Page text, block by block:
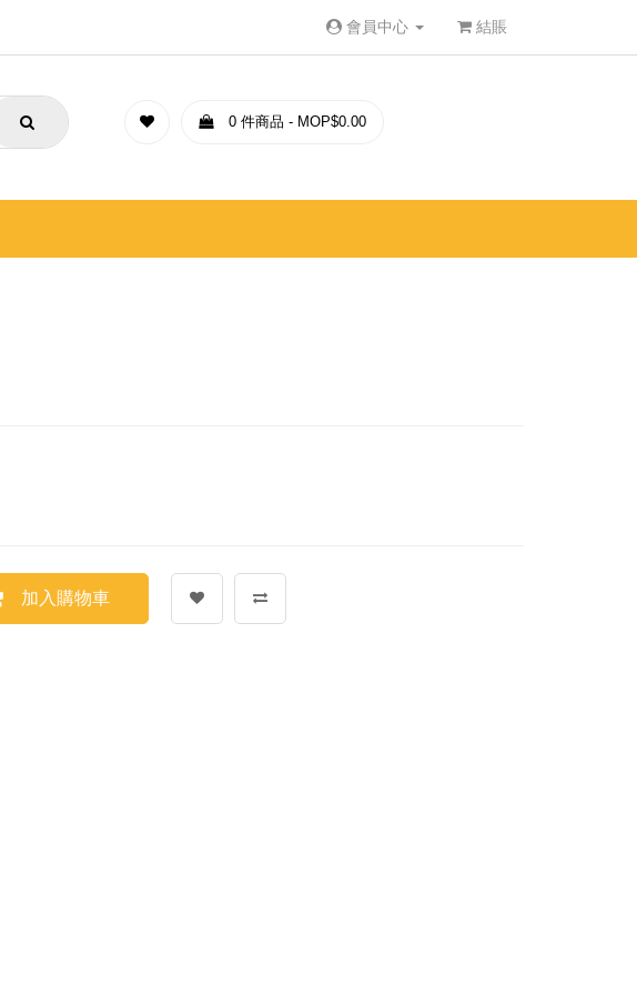
會員中心 結賬
0 件商品 - MOP$0.00
加入購物車